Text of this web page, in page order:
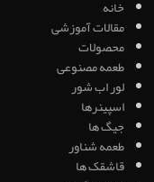
خانه
مقالات آموزشی
محصولات
طعمه مصنوعی
لور اب شور
اسپینرها
جیگ ها
طعمه شناور
قاشقک ها